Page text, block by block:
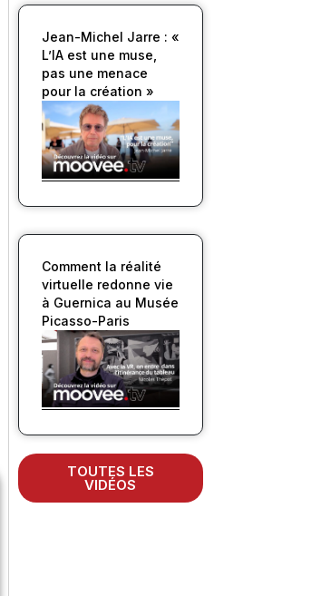
Jean-Michel Jarre : «
L’IA est une muse,
pas une menace
pour la création »
Comment la réalité
virtuelle redonne vie
à Guernica au Musée
Picasso-Paris
TOUTES LES
VIDÉOS